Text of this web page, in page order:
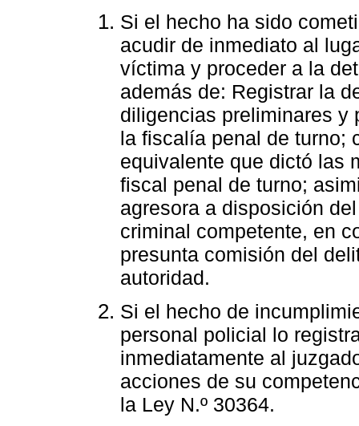
Si el hecho ha sido
acudir de inmediato al
víctima y proceder a la
además de: Registrar la
diligencias preliminares y
la fiscalía penal de turno;
equivalente que dictó las
fiscal penal de turno;
agresora a disposición
criminal competente, en
presunta comisión del
autoridad.
Si el hecho de
personal policial lo
inmediatamente al
acciones de su
la Ley N.º 30364.